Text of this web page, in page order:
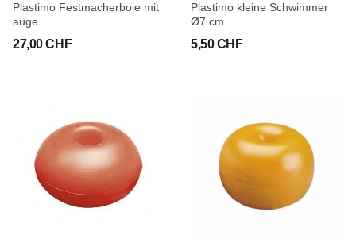
Plastimo Festmacherboje mit
auge
27,00 CHF
Plastimo kleine Schwimmer
Ø7 cm
5,50 CHF